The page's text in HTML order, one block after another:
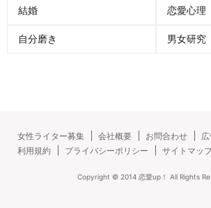
結婚 恋愛心理
自分磨き 男女研究
女性ライター募集 会社概要 お問合わせ
利用規約
プライバシーポリシー サイトマッ
Copyright © 2014 恋愛up！ All Rights